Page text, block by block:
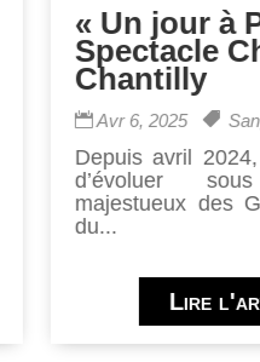
« Un jour à
Spectacle
Chantilly
Avr 6, 2025
Depuis avril
d’évoluer
majestueux des
du...
Lire